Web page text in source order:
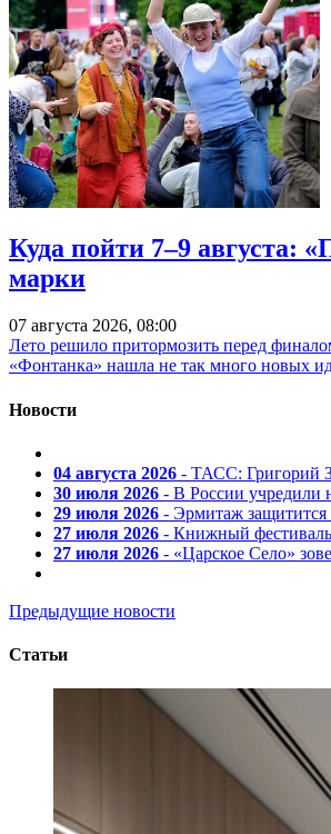
Куда пойти 7–9 августа:
марки
07 августа 2026, 08:00
Лето решило притормозить перед
«Фонтанка» нашла не так много новых
Новости
04 августа 2026 - ТАСС: Григорий
30 июля 2026 - В России учредили
29 июля 2026 - Эрмитаж защитится
27 июля 2026 - Книжный
27 июля 2026 - «Царское Село»
Предыдущие новости
Статьи